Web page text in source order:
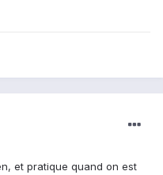
et pratique quand on est